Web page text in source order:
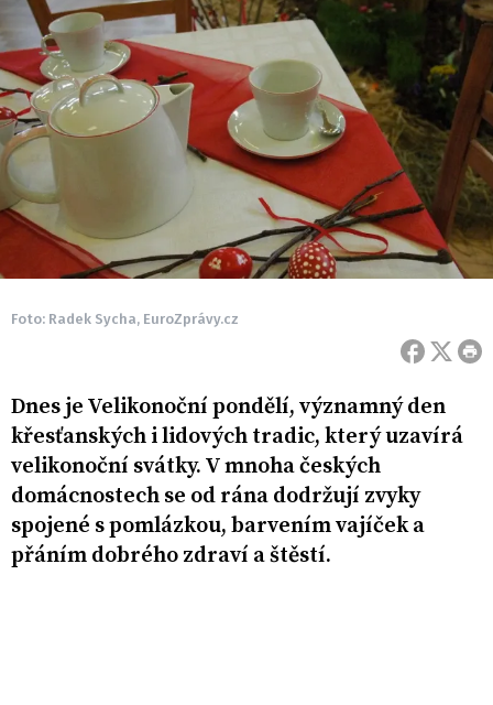
Foto: Radek Sycha, EuroZprávy.cz
Dnes je Velikonoční pondělí, významný den
křesťanských i lidových tradic, který uzavírá
velikonoční svátky. V mnoha českých
domácnostech se od rána dodržují zvyky
spojené s pomlázkou, barvením vajíček a
přáním dobrého zdraví a štěstí.